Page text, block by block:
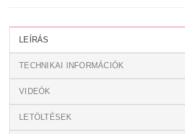
LEÍRÁS
TECHNIKAI INFORMÁCIÓK
VIDEÓK
LETÖLTÉSEK